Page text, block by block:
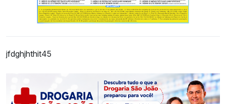
jfdghjhthit45